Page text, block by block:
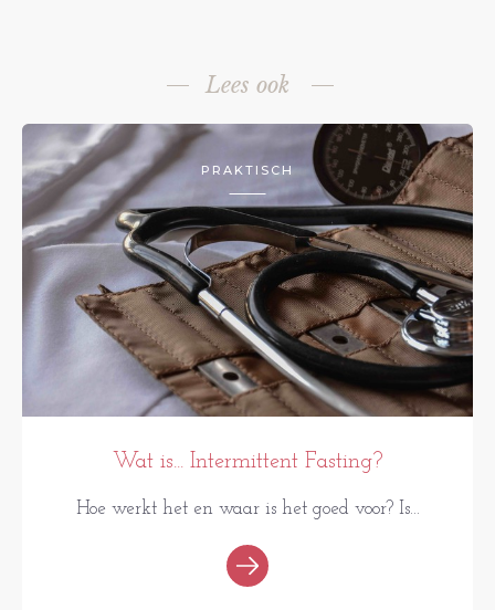
Lees ook
PRAKTISCH
Wat is... Intermittent Fasting?
Hoe werkt het en waar is het goed voor? Is...